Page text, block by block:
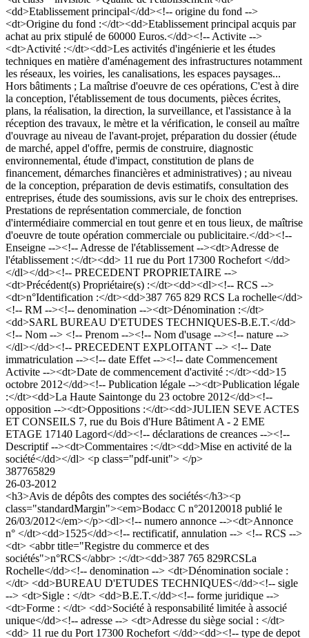
<dd>Etablissement principal</dd><!-- origine du fond -->
<dt>Origine du fond :</dt><dd>Etablissement principal acquis par
achat au prix stipulé de 60000 Euros.</dd><!-- Activite -->
<dt>Activité :</dt><dd>Les activités d'ingénierie et les études
techniques en matière d'aménagement des infrastructures notamment
les réseaux, les voiries, les canalisations, les espaces paysages...
Hors bâtiments ; La maîtrise d'oeuvre de ces opérations, C'est à dire
la conception, l'établissement de tous documents, pièces écrites,
plans, la réalisation, la direction, la surveillance, et l'assistance à la
réception des travaux, le mètre et la vérification, le conseil au maître
d'ouvrage au niveau de l'avant-projet, préparation du dossier (étude
de marché, appel d'offre, permis de construire, diagnostic
environnemental, étude d'impact, constitution de plans de
financement, démarches financières et administratives) ; au niveau
de la conception, préparation de devis estimatifs, consultation des
entreprises, étude des soumissions, avis sur le choix des entreprises.
Prestations de représentation commerciale, de fonction
d'intermédiaire commercial en tout genre et en tous lieux, de maîtrise
d'oeuvre de toute opération commerciale ou publicitaire.</dd><!--
Enseigne --><!-- Adresse de l'établissement --><dt>Adresse de
l'établissement :</dt><dd> 11 rue du Port 17300 Rochefort </dd>
</dl></dd><!-- PRECEDENT PROPRIETAIRE -->
<dt>Précédent(s) Propriétaire(s) :</dt><dd><dl><!-- RCS -->
<dt>n°Identification :</dt><dd>387 765 829 RCS La rochelle</dd>
<!-- RM --><!-- denomination --><dt>Dénomination :</dt>
<dd>SARL BUREAU D'ETUDES TECHNIQUES-B.E.T.</dd>
<!-- Nom --> <!-- Prenom --><!-- Nom d'usage --><!-- nature -->
</dl></dd><!-- PRECEDENT EXPLOITANT --> <!-- Date
immatriculation --><!-- date Effet --><!-- date Commencement
Activite --><dt>Date de commencement d'activité :</dt><dd>15
octobre 2012</dd><!-- Publication légale --><dt>Publication légale
:</dt><dd>La Haute Saintonge du 23 octobre 2012</dd><!--
opposition --><dt>Oppositions :</dt><dd>JULIEN SEVE ACTES
ET CONSEILS 7, rue du Bois d'Hure Bâtiment A - 2 EME
ETAGE 17140 Lagord</dd><!-- déclarations de creances --><!--
Descriptif --><dt>Commentaires :</dt><dd>Mise en activité de la
société</dd></dl> <p class="pdf-unit"> </p>
387765829
26-03-2012
<h3>Avis de dépôts des comptes des sociétés</h3><p
class="standardMargin"><em>Bodacc C n°20120018 publié le
26/03/2012</em></p><dl><!-- numero annonce --><dt>Annonce
n° </dt><dd>1525</dd><!-- rectificatif, annulation --> <!-- RCS -->
<dt> <abbr title="Registre du commerce et des
sociétés">n°RCS</abbr> :</dt><dd>387 765 829RCSLa
Rochelle</dd><!-- denomination --> <dt>Dénomination sociale :
</dt> <dd>BUREAU D'ETUDES TECHNIQUES</dd><!-- sigle
--> <dt>Sigle : </dt> <dd>B.E.T.</dd><!-- forme juridique -->
<dt>Forme : </dt> <dd>Société à responsabilité limitée à associé
unique</dd><!-- adresse --> <dt>Adresse du siège social : </dt>
<dd> 11 rue du Port 17300 Rochefort </dd><dd><!-- type de depot